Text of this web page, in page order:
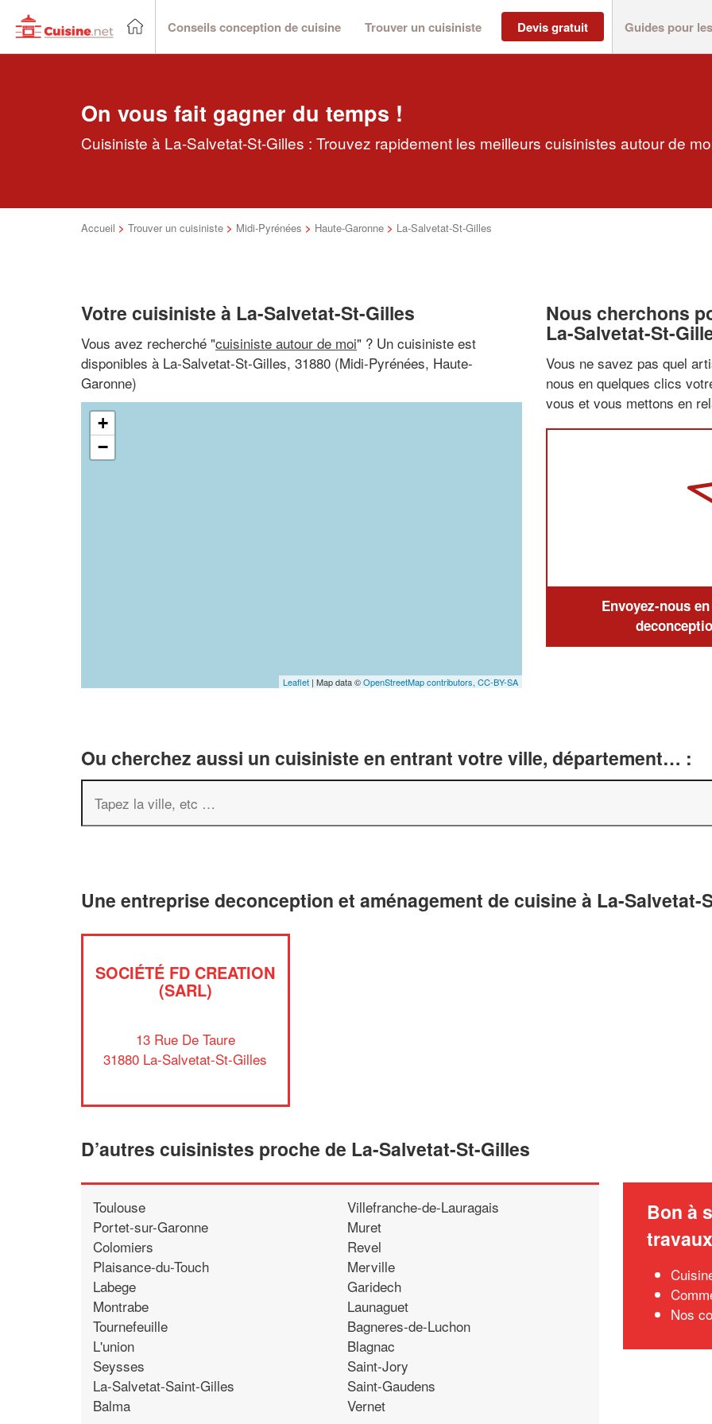
Conseils conception de cuisine Trouver un cuisiniste Devis gratuit Guides pour
On vous fait gagner du temps !
Cuisiniste à La-Salvetat-St-Gilles : Trouvez rapidement les meilleurs cuisinistes autour de
Accueil > Trouver un cuisiniste > Midi-Pyrénées > Haute-Garonne > La-Salvetat-St-Gilles
Votre cuisiniste à La-Salvetat-St-Gilles
Vous avez recherché "cuisiniste autour de moi" ? Un cuisiniste est
disponibles à La-Salvetat-St-Gilles, 31880 (Midi-Pyrénées, Haute-
Garonne)
+
−
Leaflet | Map data ©OpenStreetMap contributors, CC-BY-SA
Nous cherchons
La-Salvetat-St-
Vous ne savez pas quel
nous en quelques clics
vous et vous mettons en
Envoyez-nous
Ou cherchez aussi un cuisiniste en entrant votre ville, département… :
Une entreprise deconception et aménagement de cuisine à La-Salvetat-
SOCIÉTÉ FD CREATION
(SARL)
13 Rue De Taure
31880 La-Salvetat-St-Gilles
D’autres cuisinistes proche de La-Salvetat-St-Gilles
Toulouse
Portet-sur-Garonne
Colomiers
Plaisance-du-Touch
Labege
Montrabe
Tournefeuille
L'union
Seysses
La-Salvetat-Saint-Gilles
Balma
Villefranche-de-Lauragais
Muret
Revel
Merville
Garidech
Launaguet
Bagneres-de-Luchon
Blagnac
Saint-Jory
Saint-Gaudens
Vernet
Bon à
travaux
Nos